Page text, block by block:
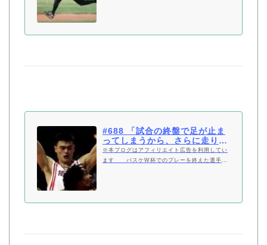
#688 「試合の終盤で足が止ま
ってしまうから、さらに走り込
もう」という考え方が単…
※本ブログはアフィリエイト広告を利用してい
ます バスケW杯でのプレーを終えた選手た